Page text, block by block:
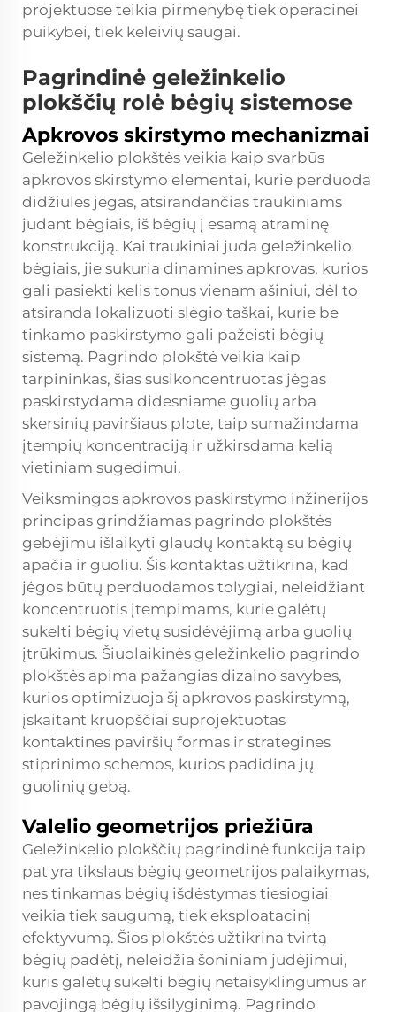
projektuose teikia pirmenybę tiek operacinei
puikybei, tiek keleivių saugai.
Pagrindinė geležinkelio
plokščių rolė bėgių sistemose
Apkrovos skirstymo mechanizmai
Geležinkelio plokštės veikia kaip svarbūs
apkrovos skirstymo elementai, kurie perduoda
didžiules jėgas, atsirandančias traukiniams
judant bėgiais, iš bėgių į esamą atraminę
konstrukciją. Kai traukiniai juda geležinkelio
bėgiais, jie sukuria dinamines apkrovas, kurios
gali pasiekti kelis tonus vienam ašiniui, dėl to
atsiranda lokalizuoti slėgio taškai, kurie be
tinkamo paskirstymo gali pažeisti bėgių
sistemą. Pagrindo plokštė veikia kaip
tarpininkas, šias susikoncentruotas jėgas
paskirstydama didesniame guolių arba
skersinių paviršiaus plote, taip sumažindama
įtempių koncentraciją ir užkirsdama kelią
vietiniam sugedimui.
Veiksmingos apkrovos paskirstymo inžinerijos
principas grindžiamas pagrindo plokštės
gebėjimu išlaikyti glaudų kontaktą su bėgių
apačia ir guoliu. Šis kontaktas užtikrina, kad
jėgos būtų perduodamos tolygiai, neleidžiant
koncentruotis įtempimams, kurie galėtų
sukelti bėgių vietų susidėvėjimą arba guolių
įtrūkimus. Šiuolaikinės geležinkelio pagrindo
plokštės apima pažangias dizaino savybes,
kurios optimizuoja šį apkrovos paskirstymą,
įskaitant kruopščiai suprojektuotas
kontaktines paviršių formas ir strategines
stiprinimo schemos, kurios padidina jų
guolinių gebą.
Valelio geometrijos priežiūra
Geležinkelio plokščių pagrindinė funkcija taip
pat yra tikslaus bėgių geometrijos palaikymas,
nes tinkamas bėgių išdėstymas tiesiogiai
veikia tiek saugumą, tiek eksploatacinį
efektyvumą. Šios plokštės užtikrina tvirtą
bėgių padėtį, neleidžia šoniniam judėjimui,
kuris galėtų sukelti bėgių netaisyklingumus ar
pavojingą bėgių išsilyginimą. Pagrindo